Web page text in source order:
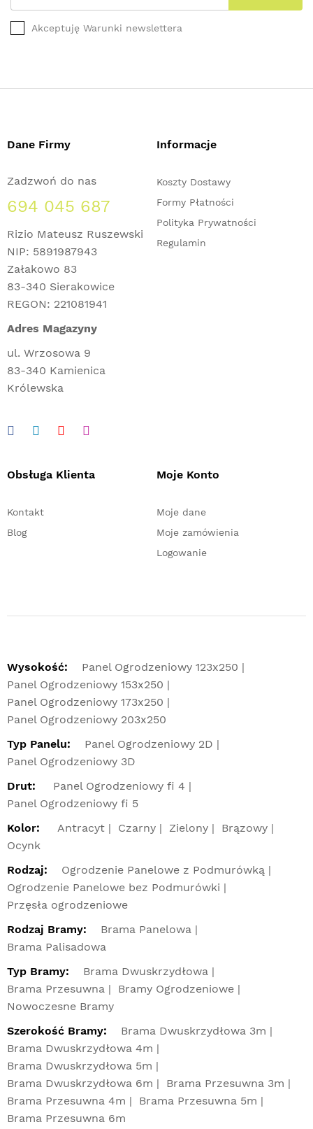
Akceptuję Warunki newslettera
Dane Firmy
Zadzwoń do nas
694 045 687
Rizio Mateusz Ruszewski
NIP: 5891987943
Załakowo 83
83-340 Sierakowice
REGON: 221081941
Adres Magazyny
ul. Wrzosowa 9
83-340 Kamienica
Królewska
Informacje
Koszty Dostawy
Formy Płatności
Polityka Prywatności
Regulamin
Obsługa Klienta
Kontakt
Blog
Moje Konto
Moje dane
Moje zamówienia
Logowanie
Wysokość:
Panel Ogrodzeniowy 123x250
Panel Ogrodzeniowy 153x250
Panel Ogrodzeniowy 173x250
Panel Ogrodzeniowy 203x250
Typ Panelu:
Panel Ogrodzeniowy 2D
Panel Ogrodzeniowy 3D
Drut:
Panel Ogrodzeniowy fi 4
Panel Ogrodzeniowy fi 5
Kolor:
Antracyt Czarny Zielony
Brązowy
Ocynk
Rodzaj:
Ogrodzenie Panelowe z Podmurówką
Ogrodzenie Panelowe bez Podmurówki
Przęsła ogrodzeniowe
Rodzaj Bramy:
Brama Panelowa
Brama Palisadowa
Typ Bramy:
Brama Dwuskrzydłowa
Brama Przesuwna
Bramy Ogrodzeniowe
Nowoczesne Bramy
Szerokość Bramy:
Brama Dwuskrzydłowa 3m
Brama Dwuskrzydłowa 4m
Brama Dwuskrzydłowa 5m
Brama Dwuskrzydłowa 6m
Brama Przesuwna 3m
Brama Przesuwna 4m
Brama Przesuwna 5m
Brama Przesuwna 6m